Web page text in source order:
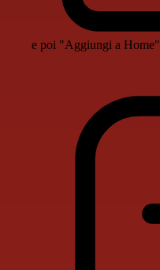
e poi "Aggiungi a Home"